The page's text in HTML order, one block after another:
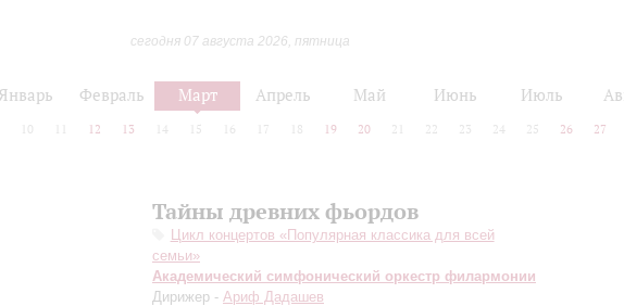
сегодня 07 августа 2026, пятница
Февраль Март Апрель Май Июнь Июль
10 12 13 14 15 16 17 18 19 20 21 22 23 24 25 26 27
Тайны древних фьордов
Цикл концертов «Популярная классика для всей
семьи»
Академический симфонический оркестр филармонии
Дирижер - Ариф Дадашев